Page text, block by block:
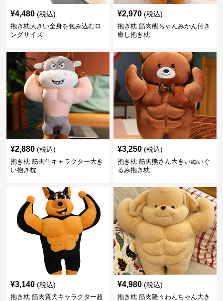
¥4,480 (税込)
抱き枕大きい全身を包み込むロ
ングサイズ
¥2,970 (税込)
抱き枕 筋肉熊ちゃんみかん付き
癒し抱き枕
¥2,880 (税込)
抱き枕 筋肉牛キャラクター大き
い抱き枕
¥3,250 (税込)
抱き枕 筋肉熊さん大きいぬいぐ
るみ抱き枕
¥3,140 (税込)
抱き枕 筋肉質犬キャラクター超
¥4,980 (税込)
抱き枕 筋肉隆々わんちゃん大き